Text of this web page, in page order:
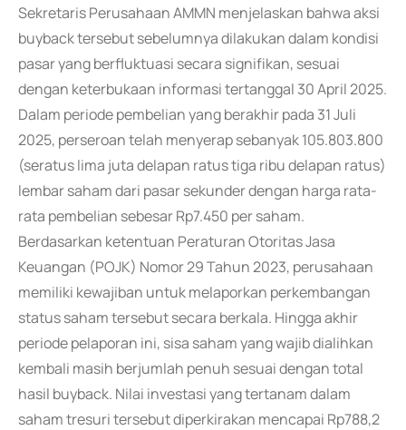
Sekretaris Perusahaan AMMN menjelaskan bahwa aksi
buyback tersebut sebelumnya dilakukan dalam kondisi
pasar yang berfluktuasi secara signifikan, sesuai
dengan keterbukaan informasi tertanggal 30 April 2025.
Dalam periode pembelian yang berakhir pada 31 Juli
2025, perseroan telah menyerap sebanyak 105.803.800
(seratus lima juta delapan ratus tiga ribu delapan ratus)
lembar saham dari pasar sekunder dengan harga rata-
rata pembelian sebesar Rp7.450 per saham.
Berdasarkan ketentuan Peraturan Otoritas Jasa
Keuangan (POJK) Nomor 29 Tahun 2023, perusahaan
memiliki kewajiban untuk melaporkan perkembangan
status saham tersebut secara berkala. Hingga akhir
periode pelaporan ini, sisa saham yang wajib dialihkan
kembali masih berjumlah penuh sesuai dengan total
hasil buyback. Nilai investasi yang tertanam dalam
saham tresuri tersebut diperkirakan mencapai Rp788,2